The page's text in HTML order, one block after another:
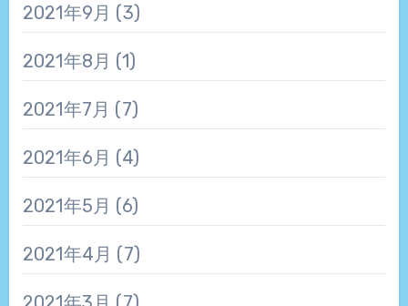
2021年9月 (3)
2021年8月 (1)
2021年7月 (7)
2021年6月 (4)
2021年5月 (6)
2021年4月 (7)